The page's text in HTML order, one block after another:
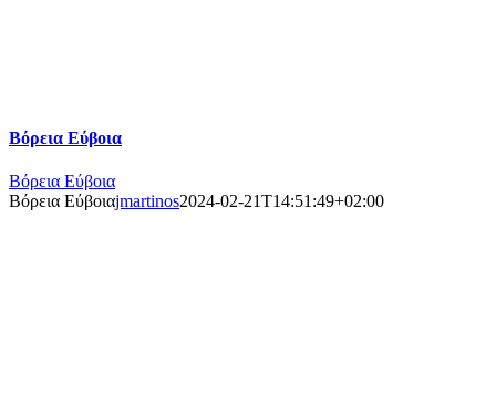
Βόρεια Εύβοια
Βόρεια Εύβοια
Βόρεια Εύβοιαjmartinos2024-02-21T14:51:49+02:00